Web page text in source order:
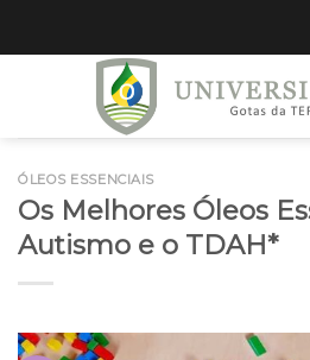
ÓLEOS ESSENCIAIS
Os Melhores Óleos
Autismo e o TDAH*